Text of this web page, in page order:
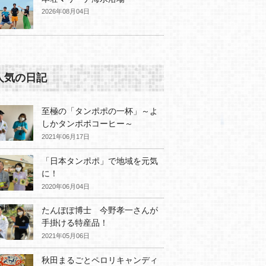
2026年08月04日
気の日記
至極の「タンポポの一杯」～よ
しかタンポポコーヒー～
2021年06月17日
「日本タンポポ」で地域を元気
に！
2020年06月04日
たんぽぽ博士 今野孝一さんが
手掛ける特産品！
2021年05月06日
秋田まるごとペロリキャンディ